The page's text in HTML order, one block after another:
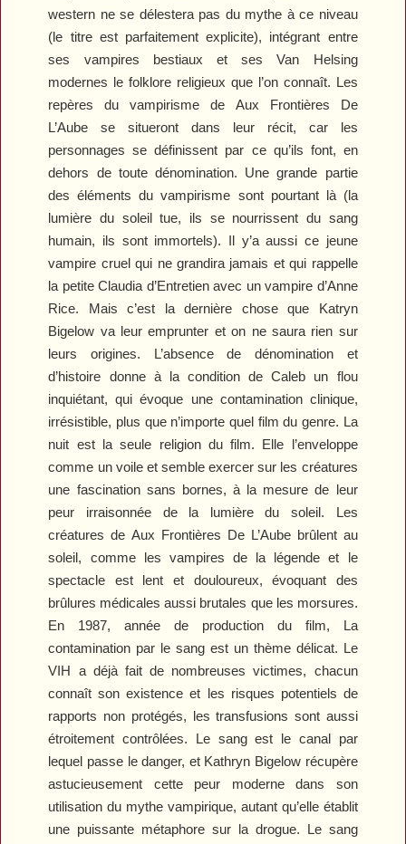
western ne se délestera pas du mythe à ce niveau
(le titre est parfaitement explicite), intégrant entre
ses vampires bestiaux et ses Van Helsing
modernes le folklore religieux que l’on connaît. Les
repères du vampirisme de Aux Frontières De
L’Aube se situeront dans leur récit, car les
personnages se définissent par ce qu’ils font, en
dehors de toute dénomination. Une grande partie
des éléments du vampirisme sont pourtant là (la
lumière du soleil tue, ils se nourrissent du sang
humain, ils sont immortels). Il y’a aussi ce jeune
vampire cruel qui ne grandira jamais et qui rappelle
la petite Claudia d’Entretien avec un vampire d’Anne
Rice. Mais c’est la dernière chose que Katryn
Bigelow va leur emprunter et on ne saura rien sur
leurs origines. L’absence de dénomination et
d’histoire donne à la condition de Caleb un flou
inquiétant, qui évoque une contamination clinique,
irrésistible, plus que n’importe quel film du genre. La
nuit est la seule religion du film. Elle l’enveloppe
comme un voile et semble exercer sur les créatures
une fascination sans bornes, à la mesure de leur
peur irraisonnée de la lumière du soleil. Les
créatures deAux Frontières De L’Aubebrûlent au
soleil, comme les vampires de la légende et le
spectacle est lent et douloureux, évoquant des
brûlures médicales aussi brutales que les morsures.
En 1987, année de production du film, La
contamination par le sang est un thème délicat. Le
VIH a déjà fait de nombreuses victimes, chacun
connaît son existence et les risques potentiels de
rapports non protégés, les transfusions sont aussi
étroitement contrôlées. Le sang est le canal par
lequel passe le danger, et Kathryn Bigelow récupère
astucieusement cette peur moderne dans son
utilisation du mythe vampirique, autant qu’elle établit
une puissante métaphore sur la drogue. Le sang